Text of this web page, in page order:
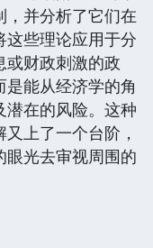
并分析了它们在
些理论应用于分
或财政刺激的政
能从经济学的角
潜在的风险。这种
上了一个台阶，
光去审视周围的